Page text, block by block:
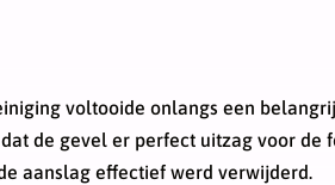
voltooide onlangs een
de gevel er perfect uitzag voor de
aanslag effectief werd verwijderd.